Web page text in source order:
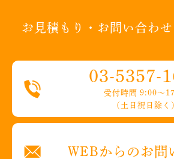
お見積もり・お問い合わ
03-5357-
受付時間 9:00〜
（土日祝日除く
WEBからのお問